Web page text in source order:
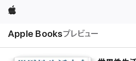
Apple
Apple Booksプレビュー
ル